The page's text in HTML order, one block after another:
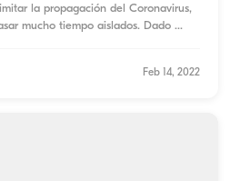
la propagación del Coronavirus,
mucho tiempo aislados. Dado ...
Feb 14, 2022